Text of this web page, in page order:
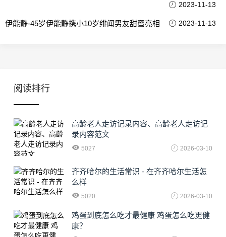
2023-11-13
伊能静-45岁伊能静携小10岁绯闻男友甜蜜亮相 2023-11-13
阅读排行
高龄老人走访记录内容、高龄老人走访记
录内容范文
5027 2026-03-10
齐齐哈尔的生活常识 - 在齐齐哈尔生活怎
么样
5020 2026-03-10
鸡蛋到底怎么吃才最健康 鸡蛋怎么吃更健
康？